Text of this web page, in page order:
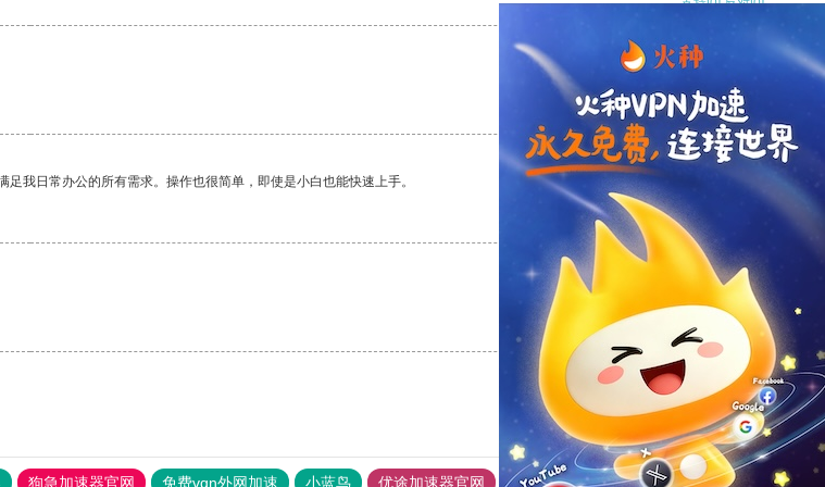
支持[0] 反对[0]
支持[0] 反对
我日常办公的所有需求。操作也很简单，即使是小白也能快速上手。
支持
支持 反对 [0]
狗急加速器官网 免费vqn外网加速 小蓝鸟 优途加速器官网 风驰加速器 旋风加速器 八戒看书